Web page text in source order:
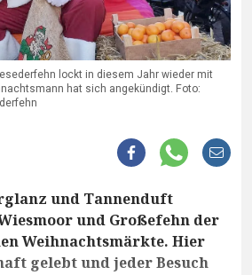
lockt in diesem Jahr wieder mit
hat sich angekündigt. Foto:
und Tannenduft
und Großefehn der
Weihnachtsmärkte. Hier
gelebt und jeder Besuch